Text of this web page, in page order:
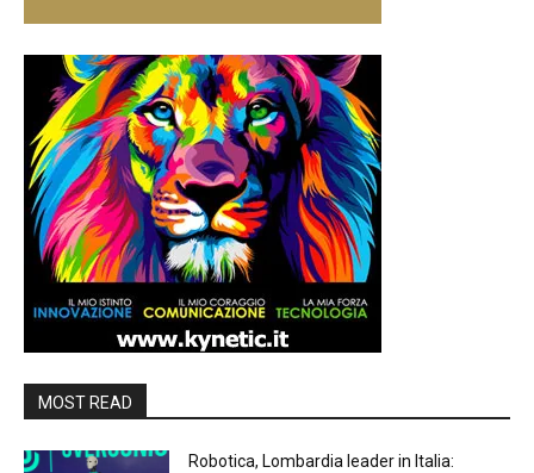
MOST READ
Robotica, Lombardia leader in Italia: